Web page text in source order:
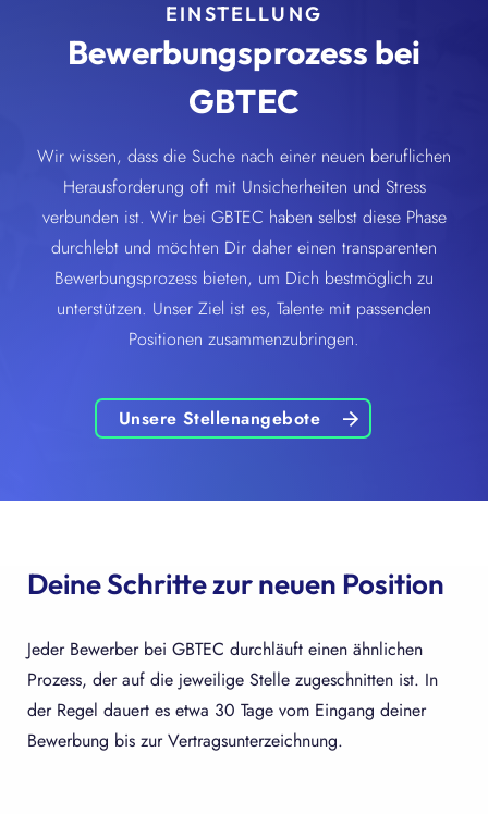
EINSTELLUNG
Bewerbungsprozess bei
GBTEC
Wir wissen, dass die Suche nach einer neuen beruflichen
Herausforderung oft mit Unsicherheiten und Stress
verbunden ist. Wir bei GBTEC haben selbst diese Phase
durchlebt und möchten Dir daher einen transparenten
Bewerbungsprozess bieten, um Dich bestmöglich zu
unterstützen. Unser Ziel ist es, Talente mit passenden
Positionen zusammenzubringen.
Unsere Stellenangebote
Deine Schritte zur neuen Position
Jeder Bewerber bei GBTEC durchläuft einen ähnlichen
Prozess, der auf die jeweilige Stelle zugeschnitten ist. In
der Regel dauert es etwa 30 Tage vom Eingang deiner
Bewerbung bis zur Vertragsunterzeichnung.